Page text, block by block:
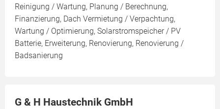
Reinigung / Wartung, Planung / Berechnung,
Finanzierung, Dach Vermietung / Verpachtung,
Wartung / Optimierung, Solarstromspeicher / PV
Batterie, Erweiterung, Renovierung, Renovierung /
Badsanierung
G & H Haustechnik GmbH